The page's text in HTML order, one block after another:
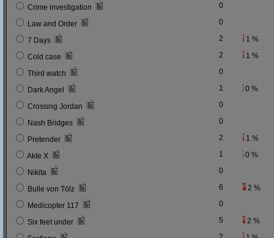
Crime investigation 0
Law and Order 0
7 Days 2 1 %
Cold case 2 1 %
Third watch 0
Dark Angel 1 0 %
Crossing Jordan 0
Nash Bridges 0
Pretender 2 1 %
Akte X 1 0 %
Nikita 0
Bulle von Tölz 6 2 %
Medicopter 117 0
Six feet under 5 2 %